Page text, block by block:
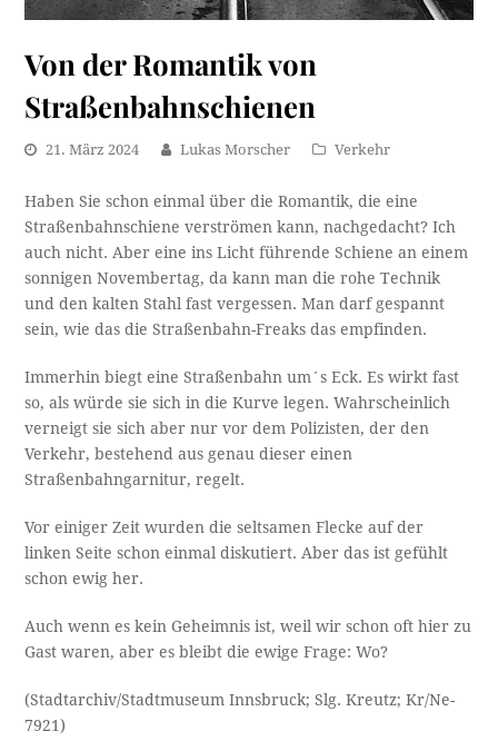
Von der Romantik von
Straßenbahnschienen
21. März 2024 Lukas Morscher Verkehr
Haben Sie schon einmal über die Romantik, die eine
Straßenbahnschiene verströmen kann, nachgedacht? Ich
auch nicht. Aber eine ins Licht führende Schiene an einem
sonnigen Novembertag, da kann man die rohe Technik
und den kalten Stahl fast vergessen. Man darf gespannt
sein, wie das die Straßenbahn-Freaks das empfinden.
Immerhin biegt eine Straßenbahn um´s Eck. Es wirkt fast
so, als würde sie sich in die Kurve legen. Wahrscheinlich
verneigt sie sich aber nur vor dem Polizisten, der den
Verkehr, bestehend aus genau dieser einen
Straßenbahngarnitur, regelt.
Vor einiger Zeit wurden die seltsamen Flecke auf der
linken Seite schon einmal diskutiert. Aber das ist gefühlt
schon ewig her.
Auch wenn es kein Geheimnis ist, weil wir schon oft hier zu
Gast waren, aber es bleibt die ewige Frage: Wo?
(Stadtarchiv/Stadtmuseum Innsbruck; Slg. Kreutz; Kr/Ne-
7921)